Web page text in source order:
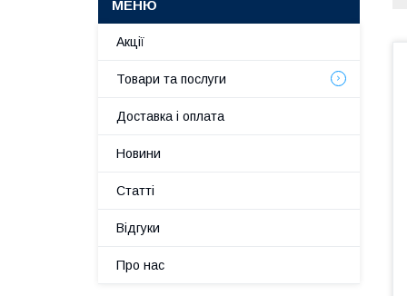
Акції
Товари та послуги
Доставка і оплата
Новини
Статті
Відгуки
Про нас